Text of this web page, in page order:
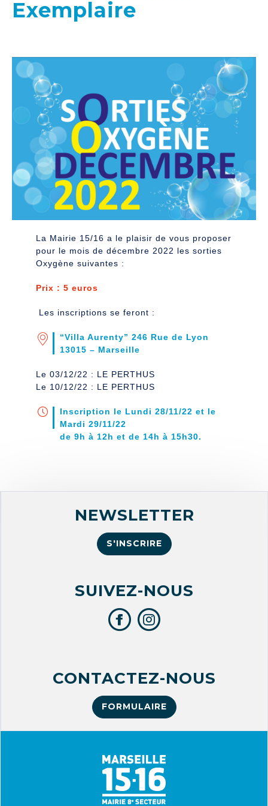
Exemplaire
La Mairie 15/16 a le plaisir de vous proposer
pour le mois de décembre 2022 les sorties
Oxygène suivantes :
Prix : 5 euros
Les inscriptions se feront :
“Villa Aurenty” 246 Rue de Lyon
13015 – Marseille
Le 03/12/22 : LE PERTHUS
Le 10/12/22 : LE PERTHUS
Inscription le Lundi 28/11/22 et le
Mardi 29/11/22
de 9h à 12h et de 14h à 15h30.
NEWSLETTER
S'INSCRIRE
SUIVEZ-NOUS
CONTACTEZ-NOUS
FORMULAIRE